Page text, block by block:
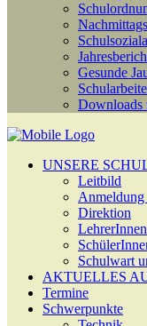
Gesunde
Downloads
UNSERE
Leitbild
Anmeldung
Direktion
LehrerInnen
Schulwart
AKTUELLES
Termine
Schwerpunkte